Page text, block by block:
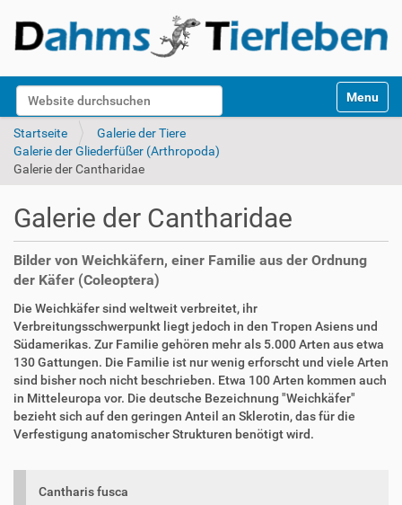
Website durchsuchen
k
Toggle
Startseite
Galerie der Tiere
Galerie der Gliederfüßer (Arthropoda)
Galerie der Cantharidae
Galerie der Cantharidae
Bilder von Weichkäfern, einer Familie aus der Ordnung
der Käfer (Coleoptera)
Die Weichkäfer sind weltweit verbreitet, ihr
Verbreitungsschwerpunkt liegt jedoch in den Tropen Asiens und
Südamerikas. Zur Familie gehören mehr als 5.000 Arten aus etwa
130 Gattungen. Die Familie ist nur wenig erforscht und viele Arten
sind bisher noch nicht beschrieben. Etwa 100 Arten kommen auch
in Mitteleuropa vor. Die deutsche Bezeichnung "Weichkäfer"
bezieht sich auf den geringen Anteil an Sklerotin, das für die
Verfestigung anatomischer Strukturen benötigt wird.
Cantharis fusca